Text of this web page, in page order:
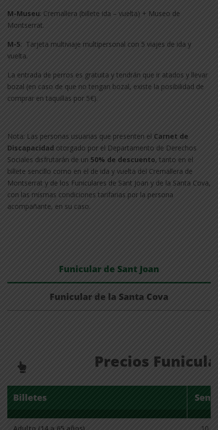
M-Museu: Cremallera (billete ida – vuelta) + Museo de
Montserrat.
M-5: Tarjeta multiviaje multipersonal con 5 viajes de ida y
vuelta.
La entrada de perros es gratuita y tendrán que ir atados y llevar
bozal (en caso de que no tengan bozal, existe la posibilidad de
comprar en taquillas por 5€).
Nota: Las personas usuarias que presenten el Carnet de
Discapacidad otorgado por el Departamento de Derechos
Sociales disfrutarán de un 50% de descuento, tanto en el
billete sencillo como en el de ida y vuelta del Cremallera de
Montserrat y de los Funiculares de Sant Joan y de la Santa Cova,
con las mismas condiciones tarifarias por la persona
acompañante, en su caso.
Funicular de Sant Joan
Funicular de la Santa Cova
Precios
Billetes